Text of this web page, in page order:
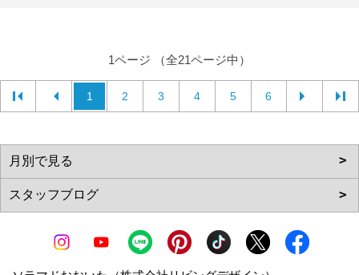
1ページ （全21ページ中）
1 2 3 4 5 6